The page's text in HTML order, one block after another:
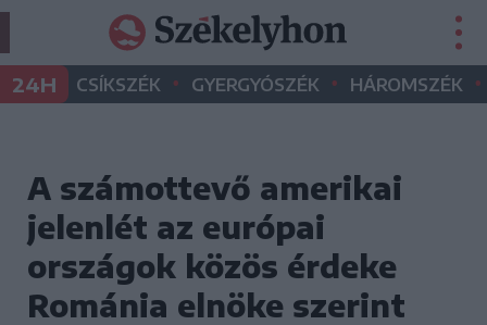
24H CSÍKSZÉK • GYERGYÓSZÉK • HÁROMSZÉK •
A számottevő amerikai
jelenlét az európai
országok közös érdeke
Románia elnöke szerint